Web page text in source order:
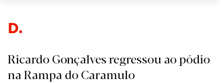
Desport
Ricardo Gonçalves regressou ao pódio
na Rampa do Caramulo